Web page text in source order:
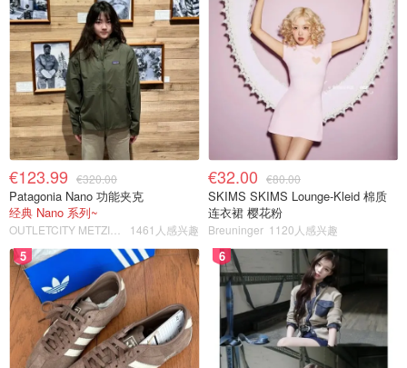
€123.99 €320.00
Patagonia Nano 功能夹克
经典 Nano 系列~
1461人感兴趣
€32.00 €80.00
SKIMS SKIMS Lounge-Kleid 棉质
连衣裙 樱花粉
Breuninger 1120人感兴趣
5 6